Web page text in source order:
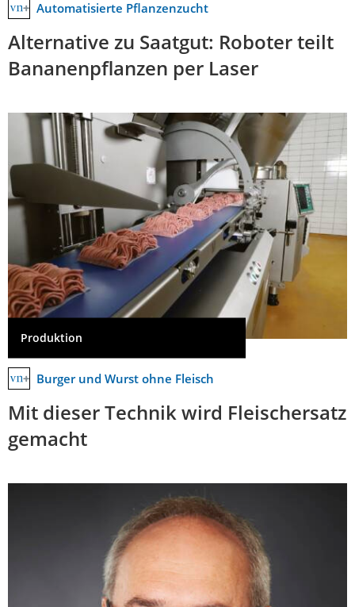
Automatisierte Pflanzenzucht
Alternative zu Saatgut: Roboter teilt
Bananenpflanzen per Laser
Produktion
Burger und Wurst ohne Fleisch
Mit dieser Technik wird Fleischersatz
gemacht